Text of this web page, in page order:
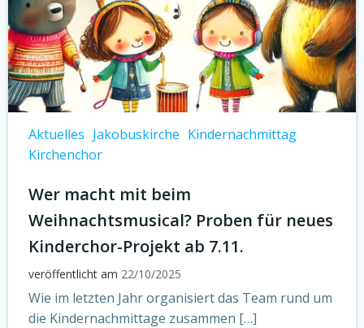
Aktuelles Jakobuskirche Kindernachmittag
Kirchenchor
Wer macht mit beim
Weihnachtsmusical? Proben für neues
Kinderchor-Projekt ab 7.11.
veröffentlicht am 22/10/2025
Wie im letzten Jahr organisiert das Team rund um
die Kindernachmittage zusammen […]